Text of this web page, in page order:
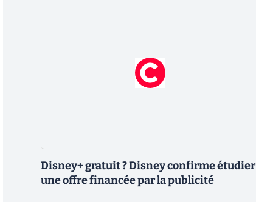
Disney+ gratuit ? Disney confirme étudier
une offre financée par la publicité